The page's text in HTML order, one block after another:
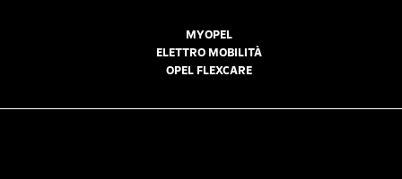
MYOPEL
ELETTRO MOBILITÀ
OPEL FLEXCARE